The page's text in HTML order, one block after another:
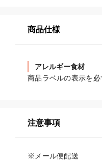
商品仕様
アレルギー食材
商品ラベルの表示を必
注意事項
※メール便配送